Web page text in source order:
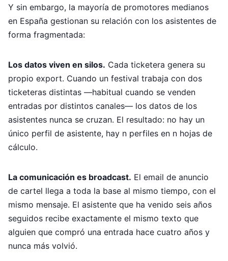
Y sin embargo, la mayoría de promotores medianos
en España gestionan su relación con los asistentes de
forma fragmentada:
Los datos viven en silos. Cada ticketera genera su
propio export. Cuando un festival trabaja con dos
ticketeras distintas —habitual cuando se venden
entradas por distintos canales— los datos de los
asistentes nunca se cruzan. El resultado: no hay un
único perfil de asistente, hay n perfiles en n hojas de
cálculo.
La comunicación es broadcast. El email de anuncio
de cartel llega a toda la base al mismo tiempo, con el
mismo mensaje. El asistente que ha venido seis años
seguidos recibe exactamente el mismo texto que
alguien que compró una entrada hace cuatro años y
nunca más volvió.